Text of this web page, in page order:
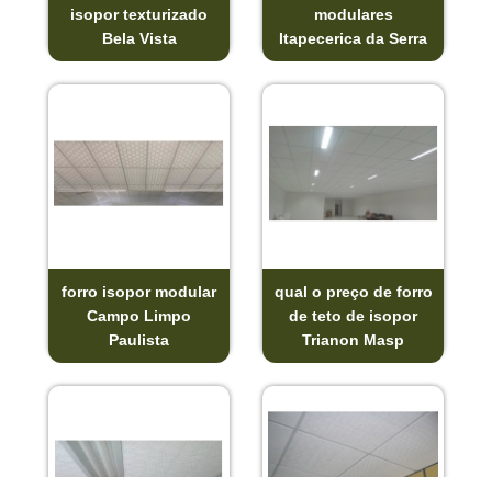
isopor texturizado
Bela Vista
modulares
Itapecerica da Serra
forro isopor modular
Campo Limpo
Paulista
qual o preço de forro
de teto de isopor
Trianon Masp